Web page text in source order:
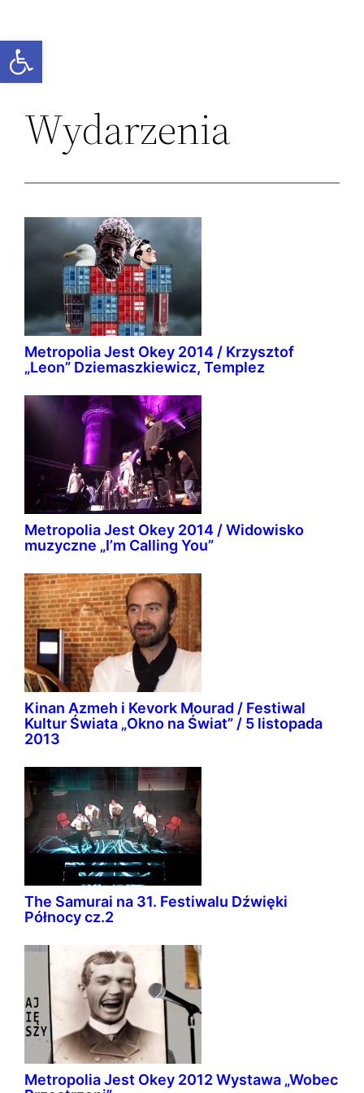
Otwórz pasek narzędzi
do
treści
Wydarzenia
Metropolia Jest Okey 2014 / Krzysztof
„Leon” Dziemaszkiewicz, Templez
Metropolia Jest Okey 2014 / Widowisko
muzyczne „I’m Calling You”
Kinan Azmeh i Kevork Mourad / Festiwal
Kultur Świata „Okno na Świat” / 5 listopada
2013
The Samurai na 31. Festiwalu Dźwięki
Północy cz.2
Metropolia Jest Okey 2012 Wystawa „Wobec